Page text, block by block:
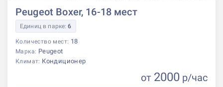
Peugeot Boxer, 16-18 мест
Единиц в парке:6
Количество мест: 18
Марка: Peugeot
Климат: Кондиционер
от 2000 р/час